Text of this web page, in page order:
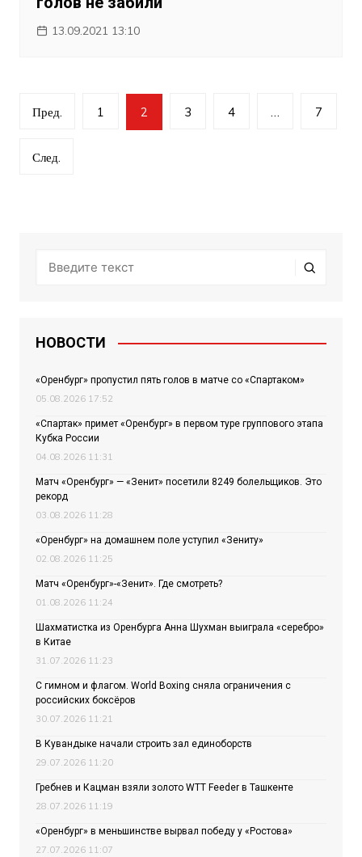
13.09.2021 13:10
Навигация
записям
Пред. 1 2 3 4 … 7
След.
НОВОСТИ
«Оренбург» пропустил пять голов в матче со «Спартаком»
05.08.2026 17:52
«Спартак» примет «Оренбург» в первом туре группового этапа
Кубка России
04.08.2026 11:31
Матч «Оренбург» — «Зенит» посетили 8249 болельщиков. Это
рекорд
03.08.2026 11:28
«Оренбург» на домашнем поле уступил «Зениту»
02.08.2026 11:25
Матч «Оренбург»-«Зенит». Где смотреть?
01.08.2026 11:24
Шахматистка из Оренбурга Анна Шухман выиграла «серебро»
в Китае
31.07.2026 11:23
С гимном и флагом. World Boxing сняла ограничения с
российских боксёров
30.07.2026 11:21
В Кувандыке начали строить зал единоборств
29.07.2026 11:20
Гребнев и Кацман взяли золото WTT Feeder в Ташкенте
28.07.2026 11:19
«Оренбург» в меньшинстве вырвал победу у «Ростова»
27.07.2026 11:07